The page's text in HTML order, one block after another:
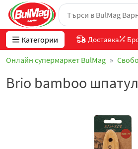
Категории Доставка
Онлайн супермаркет BulMag
Brio bamboo